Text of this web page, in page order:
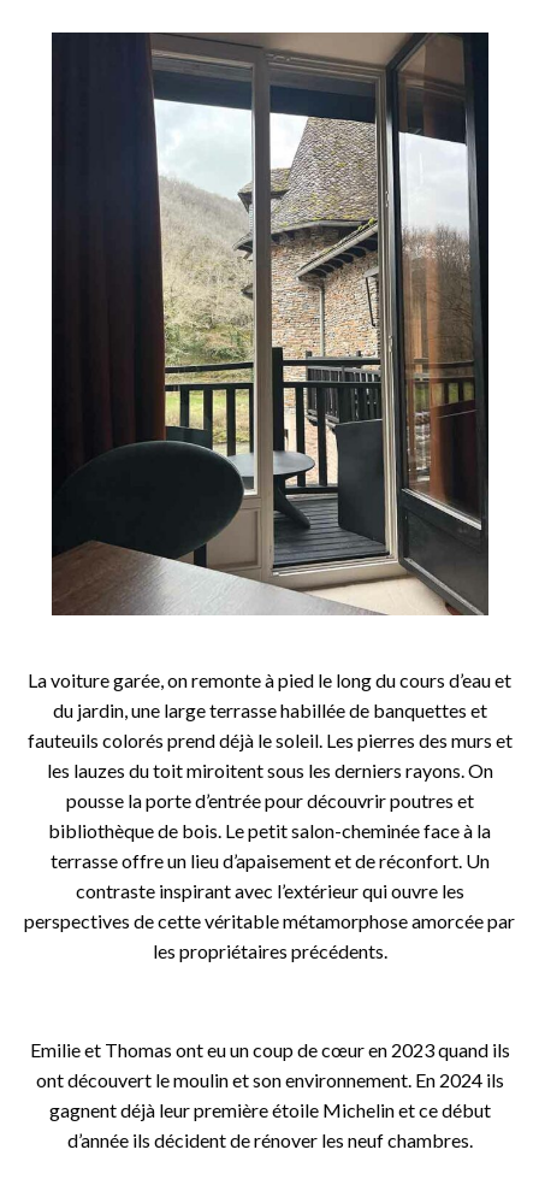
La voiture garée, on remonte à pied le long du cours d’eau et
du jardin, une large terrasse habillée de banquettes et
fauteuils colorés prend déjà le soleil. Les pierres des murs et
les lauzes du toit miroitent sous les derniers rayons. On
pousse la porte d’entrée pour découvrir poutres et
bibliothèque de bois. Le petit salon-cheminée face à la
terrasse offre un lieu d’apaisement et de réconfort. Un
contraste inspirant avec l’extérieur qui ouvre les
perspectives de cette véritable métamorphose amorcée par
les propriétaires précédents.
Emilie et Thomas ont eu un coup de cœur en 2023 quand ils
ont découvert le moulin et son environnement. En 2024 ils
gagnent déjà leur première étoile Michelin et ce début
d’année ils décident de rénover les neuf chambres.